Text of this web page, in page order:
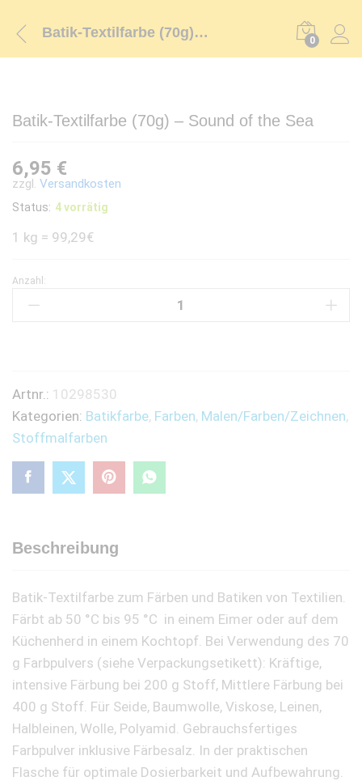
Batik-Textilfarbe (70g) – Sound of the Sea 0
Batik-Textilfarbe (70g) – Sound of the Sea
6,95 €
zzgl. Versandkosten
Status: 4 vorrätig
1 kg = 99,29€
Batik-
Textilfarbe
of
the
Sea
quantity
Anzahl:
Artnr.: 10298530
Kategorien: Batikfarbe, Farben, Malen/Farben/Zeichnen,
Stoffmalfarben
Beschreibung
Batik-Textilfarbe zum Färben und Batiken von Textilien.
Färbt ab 50 °C bis 95 °C  in einem Eimer oder auf dem
Küchenherd in einem Kochtopf. Bei Verwendung des 70
g Farbpulvers (siehe Verpackungsetikett): Kräftige,
intensive Färbung bei 200 g Stoff, Mittlere Färbung bei
400 g Stoff. Für Seide, Baumwolle, Viskose, Leinen,
Halbleinen, Wolle, Polyamid. Gebrauchsfertiges
Farbpulver inklusive Färbesalz. In der praktischen
Flasche für optimale Dosierbarkeit und Aufbewahrung.